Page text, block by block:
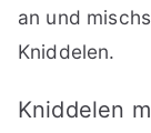
an und
Kniddelen.
Kniddelen